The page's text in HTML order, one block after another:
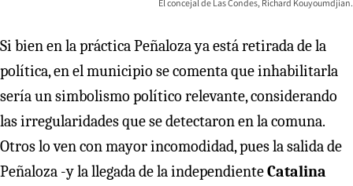
El concejal de Las Condes, Richard Kouyoumdjian.
Si bien en la práctica Peñaloza ya está retirada de la
política, en el municipio se comenta que inhabilitarla
sería un simbolismo político relevante, considerando
las irregularidades que se detectaron en la comuna.
Otros lo ven con mayor incomodidad, pues la salida de
Peñaloza -y la llegada de la independienteCatalina